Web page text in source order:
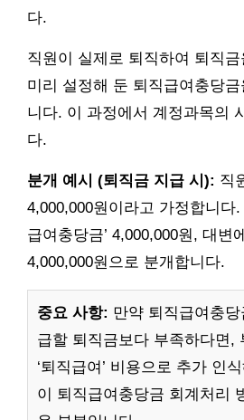
다.
직원이 실제로 퇴직하여 퇴직
미리 설정해 둔 퇴직급여충당
니다. 이 과정에서 계정과목의
다.
분개 예시 (퇴직금 지급 시): 직
4,000,000원이라고 가정합니다.
급여충당금’ 4,000,000원, 대변
4,000,000원으로 분개합니다.
중요 사항: 만약 퇴직급여충
급할 퇴직금보다 부족하다면,
‘퇴직급여’ 비용으로 추가 인
이 퇴직급여충당금 회계처리